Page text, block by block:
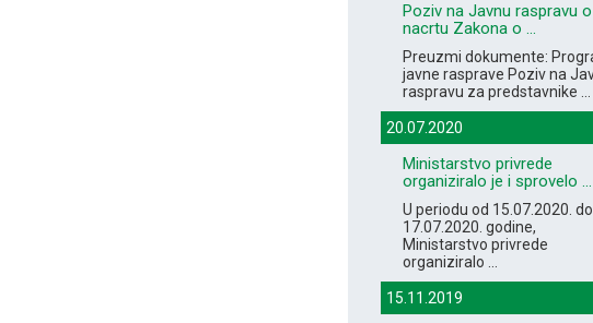
Poziv na Javnu raspravu o
nacrtu Zakona o ...
Preuzmi dokumente:
javne rasprave Poziv na
raspravu za predstavnike ...
20.07.2020
Ministarstvo privrede
organiziralo je i sprovelo ...
U periodu od 15.07.2020. do
17.07.2020. godine,
Ministarstvo privrede
organiziralo ...
15.11.2019